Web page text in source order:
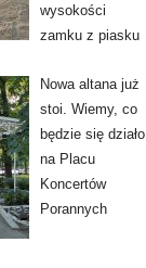
wysokości
zamku z piasku
Nowa altana już
stoi. Wiemy, co
będzie się działo
na Placu
Koncertów
Porannych